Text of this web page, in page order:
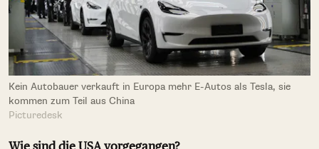
Kein Autobauer verkauft in Europa mehr E-Autos als Tesla, sie
kommen zum Teil aus China
Picturedesk
Wie sind die USA vorgegangen?